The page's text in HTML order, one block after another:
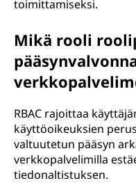
toimittamiseksi.
Mikä rooli
RBAC rajoittaa
käyttöoikeuksien
valtuutetun pääsyn
verkkopalvelimilla
tiedonaltistuksen.